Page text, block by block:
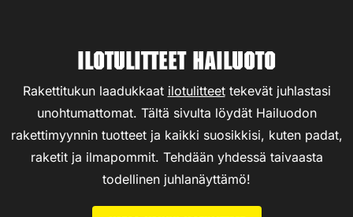
Ilotulitteet Hailuoto
Rakettitukun laadukkaat ilotulitteettekevät juhlastasi
unohtumattomat. Tältä sivulta löydät Hailuodon
rakettimyynnin tuotteet ja kaikki suosikkisi, kuten padat,
raketit ja ilmapommit. Tehdään yhdessä taivaasta
todellinen juhlanäyttämö!